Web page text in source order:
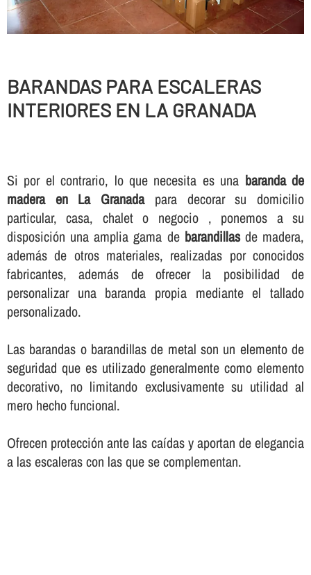
BARANDAS PARA ESCALERAS
INTERIORES EN LA GRANADA
Si por el contrario, lo que necesita es una baranda de
madera en La Granadapara decorar su domicilio
particular, casa, chalet o negocio , ponemos a su
disposición una amplia gama de barandillasde madera,
además de otros materiales, realizadas por conocidos
fabricantes, además de ofrecer la posibilidad de
personalizar una baranda propia mediante el tallado
personalizado.
Las barandas o barandillas de metal son un elemento de
seguridad que es utilizado generalmente como elemento
decorativo, no limitando exclusivamente su utilidad al
mero hecho funcional.
Ofrecen protección ante las caí­das y aportan de elegancia
a las escaleras con las que se complementan.